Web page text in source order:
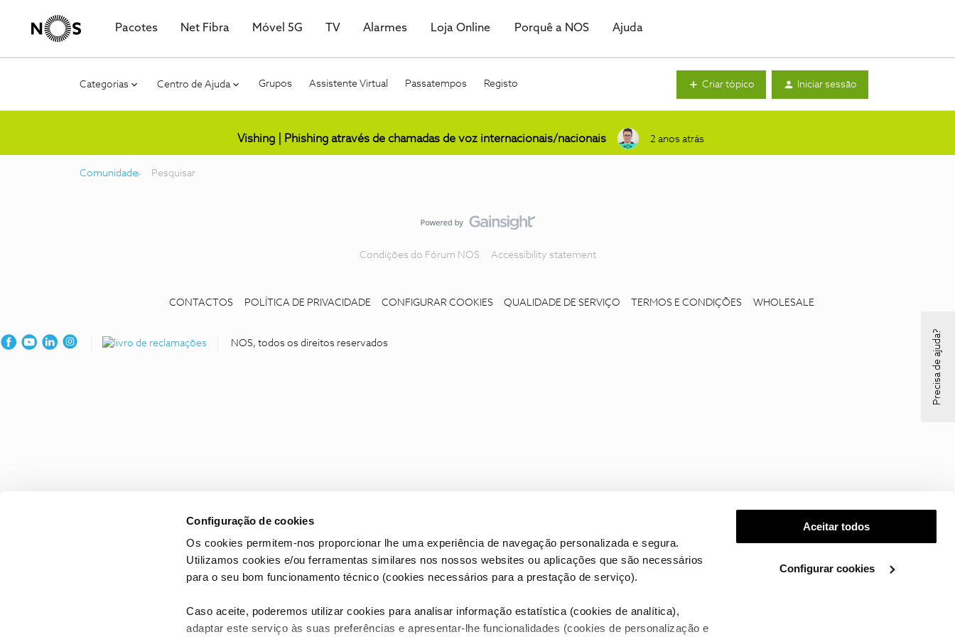
Configuração de cookies
Os cookies permitem-nos proporcionar lhe uma experiência de navegação personalizada e segura.
Utilizamos cookies e/ou ferramentas similares nos nossos websites ou aplicações que são necessários
para o seu bom funcionamento técnico (cookies necessários para a prestação de serviço).
Caso aceite, poderemos utilizar cookies para analisar informação estatística (cookies de analítica),
adaptar este serviço às suas preferências e apresentar-lhe funcionalidades (cookies de personalização e
Aceitar todos
Configurar cookies
Pacotes Net Fibra Móvel 5G TV Alarmes Loja Online Porquê a NOS Ajuda
Categorias Centro de Ajuda Grupos Assistente Virtual Passatempos Registo Criar tópico Iniciar sessão
Vishing | Phishing através de chamadas de voz internacionais/nacionais 2 anos atrás
Comunidade Pesquisar
Condições do Fórum NOS Accessibility statement
CONTACTOS POLÍTICA DE PRIVACIDADE CONFIGURAR COOKIES QUALIDADE DE SERVIÇO TERMOS E CONDIÇÕES WHOLESALE
NOS, todos os direitos reservados Precisa de ajuda?